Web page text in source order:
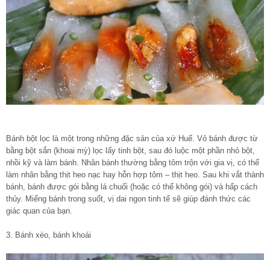
Bánh bột lọc là một trong những đặc sản của xứ Huế. Vỏ bánh được từ
bằng bột sắn (khoai mỳ) lọc lấy tinh bột, sau đó luộc một phần nhỏ bột,
nhồi kỹ và làm bánh. Nhân bánh thường bằng tôm trộn với gia vị, có thể
làm nhân bằng thịt heo nạc hay hỗn hợp tôm – thịt heo. Sau khi vắt thành
bánh, bánh được gói bằng lá chuối (hoặc có thể không gói) và hấp cách
thủy. Miếng bánh trong suốt, vị dai ngon tinh tế sẽ giúp đánh thức các
giác quan của bạn.
3. Bánh xèo, bánh khoái